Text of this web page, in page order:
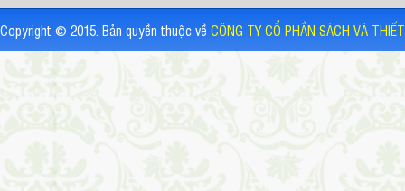
Copyright © 2015. Bản quyền thuộc về CÔNG TY CỔ PHẦN SÁCH VÀ